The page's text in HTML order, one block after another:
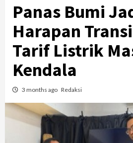
Panas Bumi
Harapan
Tarif Listrik
Kendala
3 months ago Redaksi